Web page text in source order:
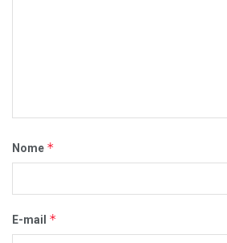
Nome *
E-mail *